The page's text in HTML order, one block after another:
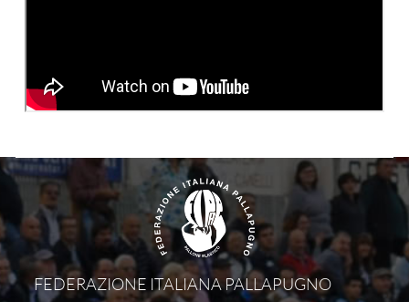
FEDERAZIONE ITALIANA PALLAPUGNO